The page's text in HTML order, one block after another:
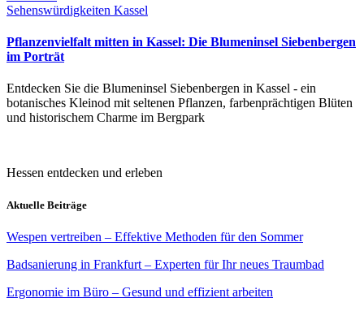
Sehenswürdigkeiten Kassel
Pflanzenvielfalt mitten in Kassel: Die Blumeninsel Siebenbergen
im Porträt
Entdecken Sie die Blumeninsel Siebenbergen in Kassel - ein
botanisches Kleinod mit seltenen Pflanzen, farbenprächtigen Blüten
und historischem Charme im Bergpark
Hessen entdecken und erleben
Aktuelle Beiträge
Wespen vertreiben – Effektive Methoden für den Sommer
Badsanierung in Frankfurt – Experten für Ihr neues Traumbad
Ergonomie im Büro – Gesund und effizient arbeiten